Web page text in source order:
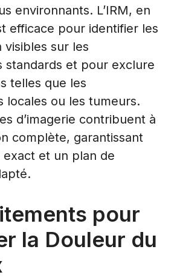
environnants. L’IRM, en
efficace pour identifier les
sur les
standards et pour exclure
telles que les
locales ou les tumeurs.
d’imagerie contribuent à
complète, garantissant
exact et un plan de
pour
la Douleur du